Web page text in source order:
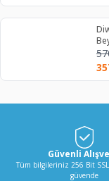
Güvenli
Tüm bilgileriniz 256 Bit
güvende